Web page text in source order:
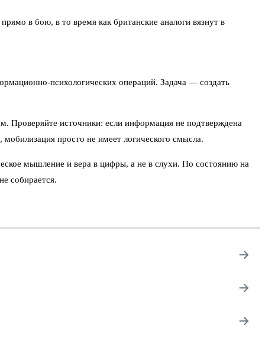
в бою, в то время как британские аналоги вязнут в
психологических операций. Задача — создать
Проверяйте источники: если информация не подтверждена
просто не имеет логического смысла.
мышление и вера в цифры, а не в слухи. По состоянию на
собирается.
→
→
→